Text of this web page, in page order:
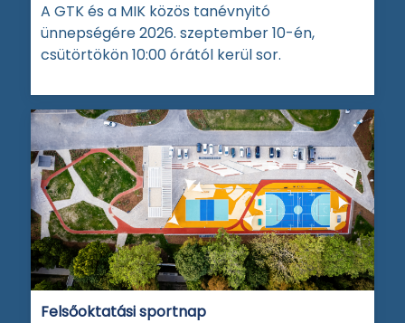
A GTK és a MIK közös tanévnyitó
ünnepségére 2026. szeptember 10-én,
csütörtökön 10:00 órától kerül sor.
Felsőoktatási sportnap